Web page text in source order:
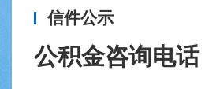
政务要闻
信息公开
信件公示
公积金咨询电话